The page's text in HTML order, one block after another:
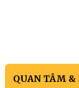
QUAN TÂM &